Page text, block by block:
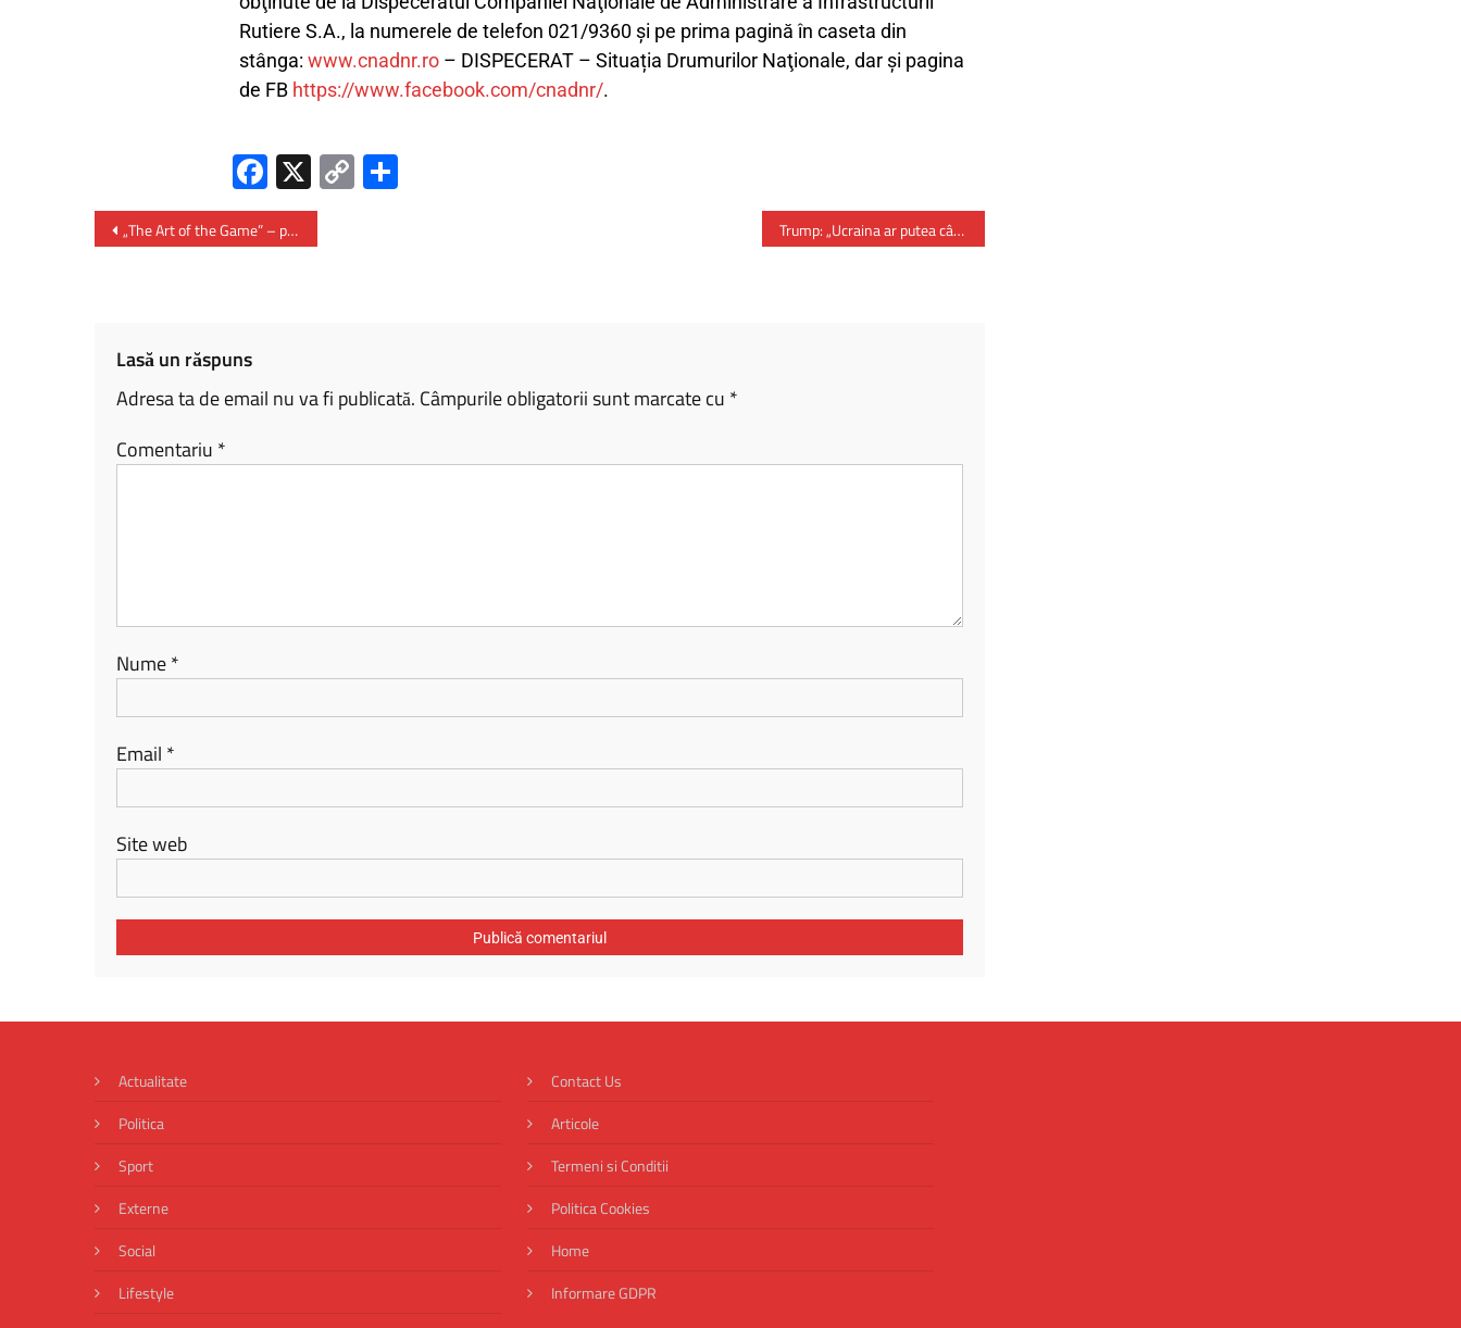
Rutiere S.A., la numerele de telefon 021/9360 și pe prima pagină în caseta din
stânga: www.cnadnr.ro– DISPECERAT – Situația Drumurilor Naţionale, dar și pagina
de FB https://www.facebook.com/cnadnr/.
Fa
ce
b
X C
o
P
„The Art of the Game” – primul eveniment cultural din România dedicat jocurilor video Trump: „Ucraina ar putea câștiga, dar nu cred că o va face”
Lasă un răspuns
Adresa ta de email nu va fi publicată. Câmpurile obligatorii sunt marcate cu *
Comentariu *
Nume*
Email *
Site web
Actualitate
Politica
Sport
Externe
Social
Lifestyle
Contact Us
Articole
Termeni si Conditii
Politica Cookies
Home
Informare GDPR